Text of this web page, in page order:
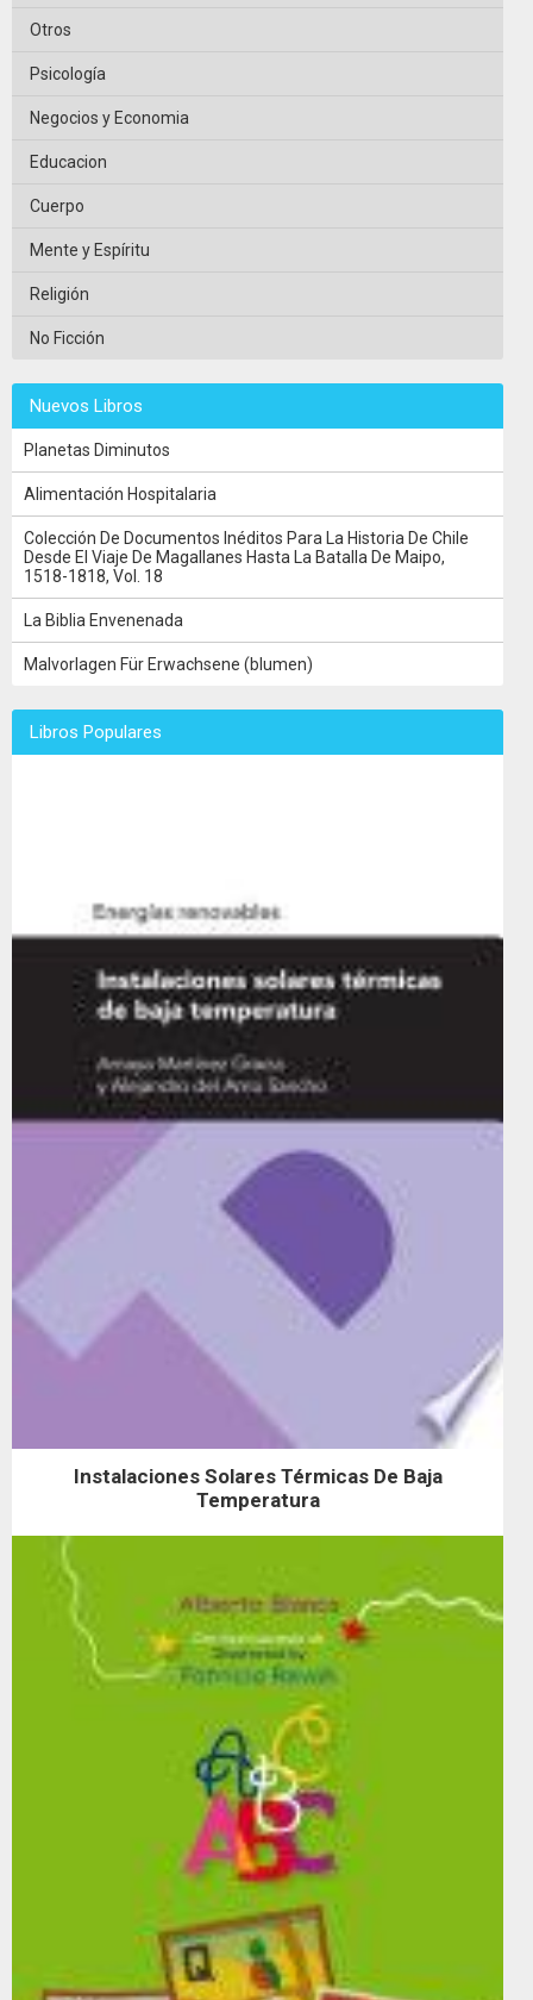
Otros
Psicología
Negocios y Economia
Educacion
Cuerpo
Mente y Espíritu
Religión
No Ficción
Nuevos Libros
Planetas Diminutos
Alimentación Hospitalaria
Colección De Documentos Inéditos Para La Historia De Chile
Desde El Viaje De Magallanes Hasta La Batalla De Maipo,
1518-1818, Vol. 18
La Biblia Envenenada
Malvorlagen Für Erwachsene (blumen)
Libros Populares
Instalaciones Solares Térmicas De Baja
Temperatura